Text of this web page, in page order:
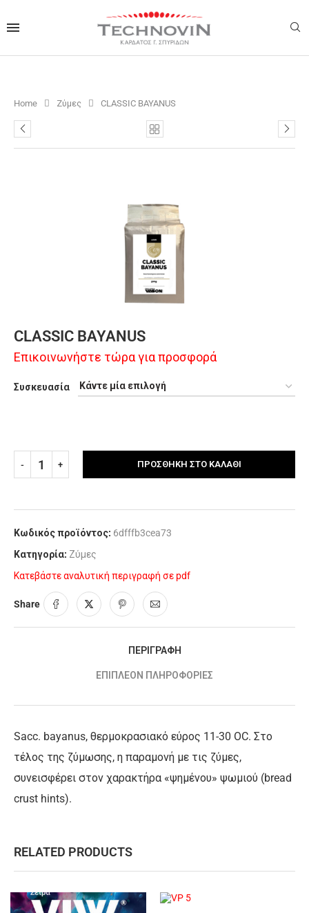
Home Ζύμες CLASSIC BAYANUS
CLASSIC BAYANUS
Επικοινωνήστε τώρα για προσφορά
Συσκευασία
ΠΡΟΣΘΉΚΗ ΣΤΟ ΚΑΛΆΘΙ
Κωδικός προϊόντος: 6dfffb3cea73
Κατηγορία: Ζύμες
Κατεβάστε αναλυτική περιγραφή σε pdf
Share
ΠΕΡΙΓΡΑΦΉ
ΕΠΙΠΛΈΟΝ ΠΛΗΡΟΦΟΡΊΕΣ
Sacc. bayanus, θερμοκρασιακό εύρος 11-30 OC. Στο
τέλος της ζύμωσης, η παραμονή με τις ζύμες,
συνεισφέρει στον χαρακτήρα «ψημένου» ψωμιού (bread
crust hints).
RELATED PRODUCTS